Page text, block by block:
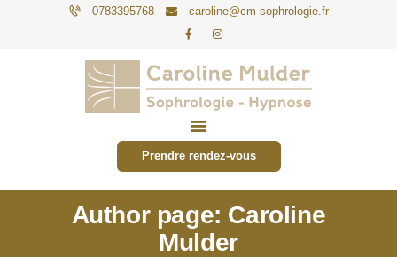
0783395768 caroline@cm-sophrologie.fr
Prendre rendez-vous
Author page: Caroline
Mulder
PARTICULIERS
ENTREPRISES
TARIFS
ACTUALITÉS